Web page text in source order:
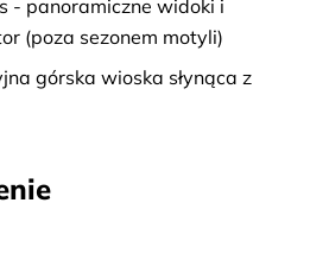
- panoramiczne widoki i
(poza sezonem motyli)
górska wioska słynąca z